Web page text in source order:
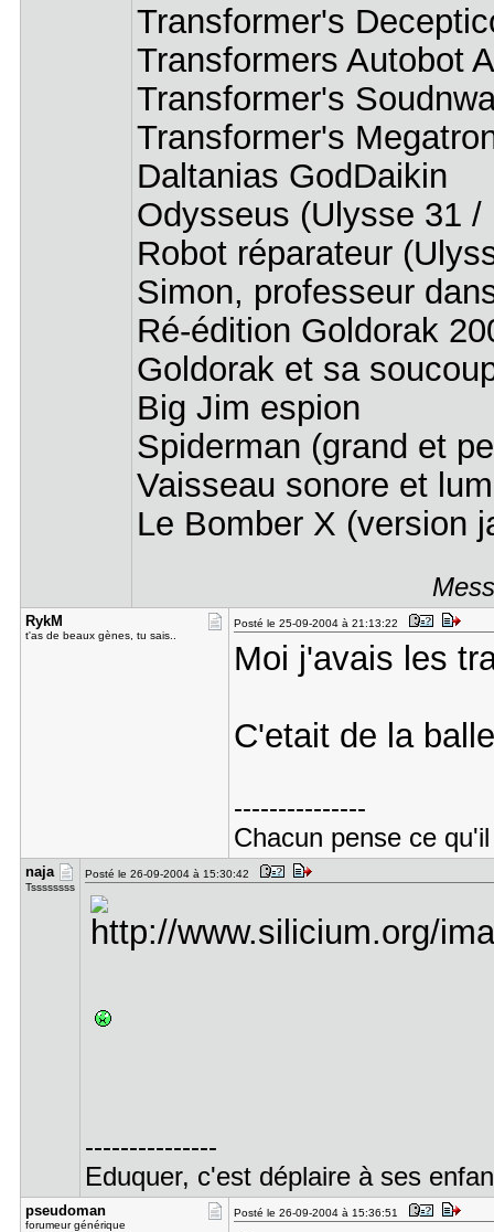
Transformer's
Transformers Autobot
Transformer's
Transformer's
Daltanias GodDaikin
Odysseus (Ulysse 31 /
Robot réparateur
Simon, professeur
Ré-édition Goldorak
Goldorak et sa
Big Jim espion
Spiderman (grand et
Vaisseau sonore et
Le Bomber X (version
RykM
t'as de beaux gènes, tu sais..
Posté le 25-09-2004 à 21:13:22
Moi j'avais les
C'etait de la
---------------
Chacun pense ce
naja
Tssssssss
Posté le 26-09-2004 à 15:30:42
---------------
Eduquer, c'est déplaire à ses
pseudoman
forumeur générique
Posté le 26-09-2004 à 15:36:51